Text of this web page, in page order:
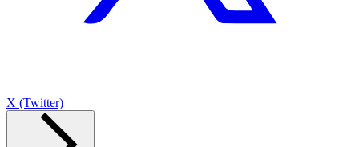
X (Twitter)